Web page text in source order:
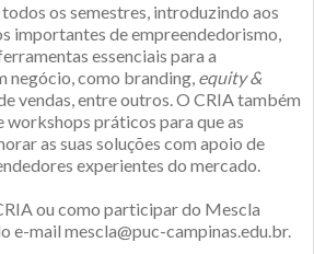
os semestres, introduzindo aos
importantes de empreendedorismo,
essenciais para a
negócio, como branding, equity &
vendas, entre outros. O CRIA também
workshops práticos para que as
as suas soluções com apoio de
experientes do mercado.
ou como participar do Mescla
e-mail mescla@puc-campinas.edu.br.